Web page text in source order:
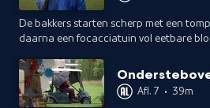
De bakkers starten scherp met een
daarna een focacciatuin vol eetbare
verwelken onder de druk?
Afl. 7 • 39m